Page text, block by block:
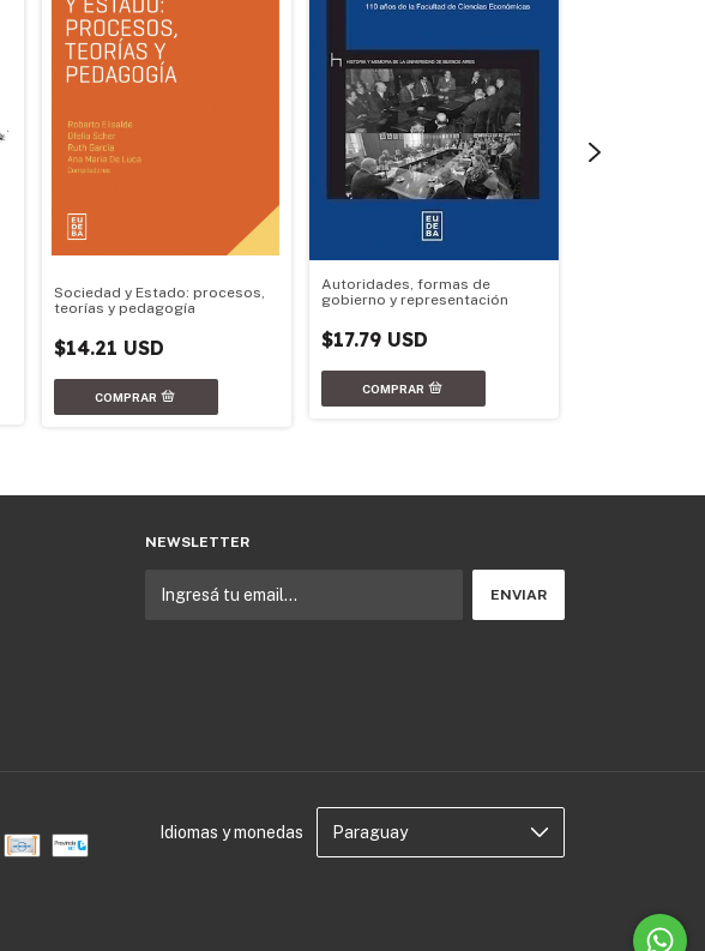
Sociedad y Estado: procesos,
teorías y pedagogía
$14.21 USD
Autoridades, formas de
gobierno y representación
$17.79 USD
NEWSLETTER
Idiomas y monedas